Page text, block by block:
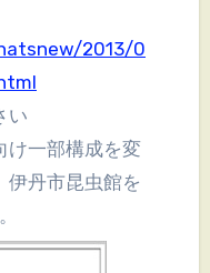
2013/0
い
け一部構成を変
伊丹市昆虫館を